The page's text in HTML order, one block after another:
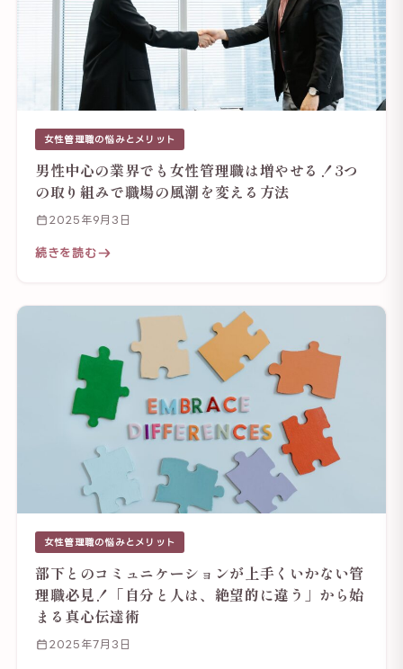
女性管理職の悩みとメリット
男性中心の業界でも女性管理職は増やせる！3つ
の取り組みで職場の風潮を変える方法
2025年9月3日
続きを読む
女性管理職の悩みとメリット
部下とのコミュニケーションが上手くいかない管
理職必見！「自分と人は、絶望的に違う」から始
まる真心伝達術
2025年7月3日